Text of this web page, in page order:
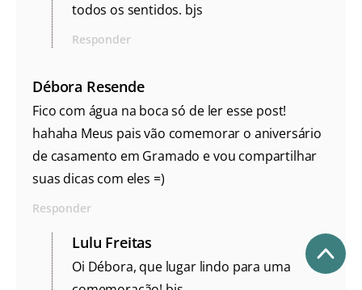
todos os sentidos. bjs
Responder
Débora Resende
Fico com água na boca só de ler esse post!
hahaha Meus pais vão comemorar o aniversário
de casamento em Gramado e vou compartilhar
suas dicas com eles =)
Responder
Lulu Freitas
Oi Débora, que lugar lindo para uma